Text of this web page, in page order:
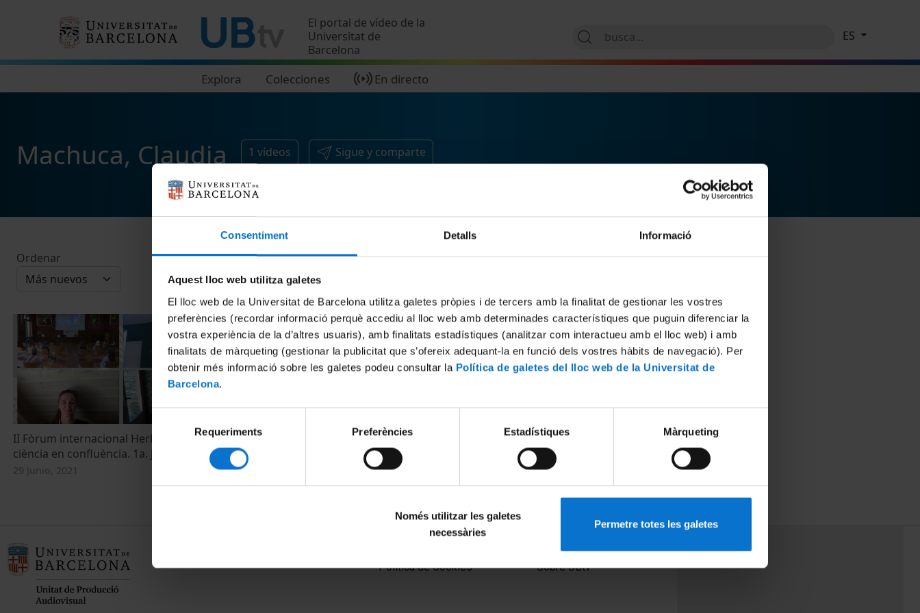
Consentiment Detalls Informació
Aquest lloc web utilitza galetes
El lloc web de la Universitat de Barcelona utilitza galetes pròpies i de tercers amb la finalitat de gestionar les vostres
preferències (recordar informació perquè accediu al lloc web amb determinades característiques que puguin diferenciar la
vostra experiència de la d’altres usuaris), amb finalitats estadístiques (analitzar com interactueu amb el lloc web) i amb
finalitats de màrqueting (gestionar la publicitat que s’ofereix adequant-la en funció dels vostres hàbits de navegació). Per
obtenir més informació sobre les galetes podeu consultar la Política de galetes del lloc web de la Universitat de
Barcelona.
de
consentiment
Requeriments Preferències Estadístiques Màrqueting
Només utilitzar les galetes
necessàries
Permetre totes les galetes
El portal de vídeo de la
Universitat de
Barcelona
Explora Colecciones En directo
ES
Machuca, Claudia 1 vídeos Sigue y comparte
Ordenar
II Fòrum internacional HerbArt: art i
ciència en confluència. 1a. Jornada
29 Junio, 2021
Política de Cookies
Sobre UBtv